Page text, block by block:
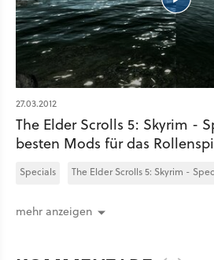
27.03.2012
The Elder Scrolls 5: Skyrim -
besten Mods für das
Specials The Elder Scrolls 5: Skyrim -
mehr anzeigen